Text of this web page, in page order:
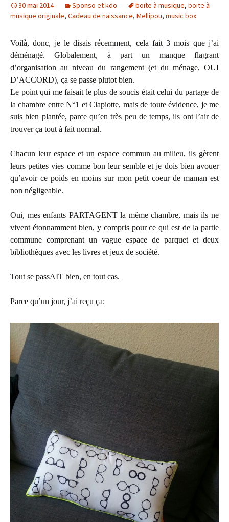
30 mai 2014 Sponso et kdo boite à musique, boite à
musique originale, Cadeau de naissance, Mellipou, music box
Voilà, donc, je le disais récemment, cela fait 3 mois que j’ai
déménagé. Globalement, à part un manque flagrant
d’organisation au niveau du rangement (et du ménage, OUI
D’ACCORD), ça se passe plutot bien.
Le point qui me faisait le plus de soucis était celui du partage de
la chambre entre N°1 et Clapiotte, mais de toute évidence, je me
suis bien plantée, parce qu’en très peu de temps, ils ont l’air de
trouver ça tout à fait normal.
Chacun leur espace et un espace commun au milieu, ils gèrent
leurs petites vies comme bon leur semble et je dois bien avouer
qu’avoir ce poids en moins sur mon petit coeur de maman est
non négligeable.
Oui, mes enfants PARTAGENT la même chambre, mais ils ne
vivent étonnamment bien, y compris pour ce qui est de la partie
commune comprenant un vague espace de parquet et deux
bibliothèques avec les livres et jeux de société.
Tout se passAIT bien, en tout cas.
Parce qu’un jour, j’ai reçu ça: